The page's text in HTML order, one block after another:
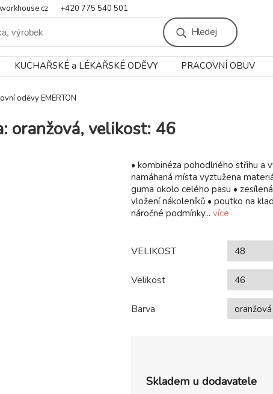
+420 775 540 501
Hledej
KUCHAŘSKÉ a LÉKAŘSKÉ ODĚVY PRACOVNÍ OBUV
oděvy EMERTON
oranžová, velikost: 46
• kombinéza pohodlného střihu a
namáhaná místa vyztužena
guma okolo celého pasu •
vložení nákoleníků • poutko na
náročné podmínky... více
VELIKOST
Velikost
Barva
Skladem u dodavatele